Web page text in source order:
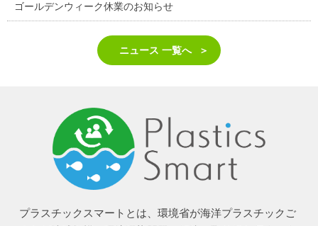
ゴールデンウィーク休業のお知らせ
ニュース 一覧へ
プラスチックスマートとは、環境省が海洋プラスチックご